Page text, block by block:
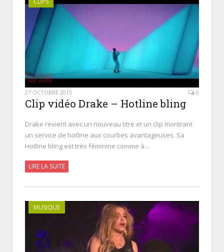
27 OCTOBRE 2015 0
Clip vidéo Drake – Hotline bling
Drake revient avec un nouveau titre et un clip montrant
un service de hotline aux courbes avantageuses. Sa
Hotline bling est très féminine comme à…
LIRE LA SUITE
MUSIQUE